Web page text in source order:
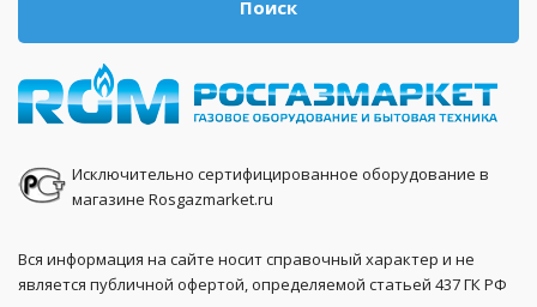
Поиск
Исключительно сертифицированное оборудование в
магазине Rosgazmarket.ru
Вся информация на сайте носит справочный характер и не
является публичной офертой, определяемой статьей 437 ГК РФ